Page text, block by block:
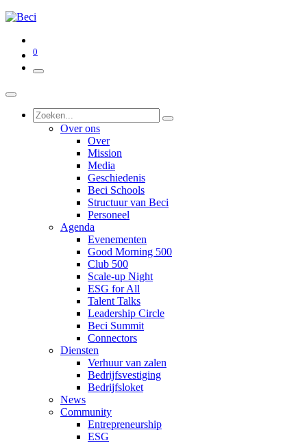
0
Over ons
Over
Mission
Media
Geschiedenis
Beci Schools
Structuur van Beci
Personeel
Agenda
Evenementen
Good Morning 500
Club 500
Scale-up Night
ESG for All
Talent Talks
Leadership Circle
Beci Summit
Connectors
Diensten
Verhuur van zalen
Bedrijfsvestiging
Bedrijfsloket
News
Community
Entrepreneurship
ESG